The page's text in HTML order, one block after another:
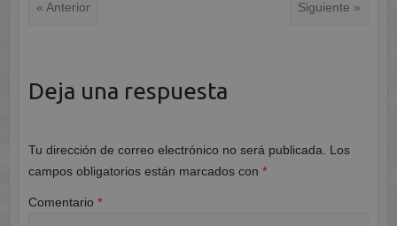
« Anterior Siguiente »
Deja una respuesta
Tu dirección de correo electrónico no será publicada.
Los
campos obligatorios están marcados con *
Comentario *